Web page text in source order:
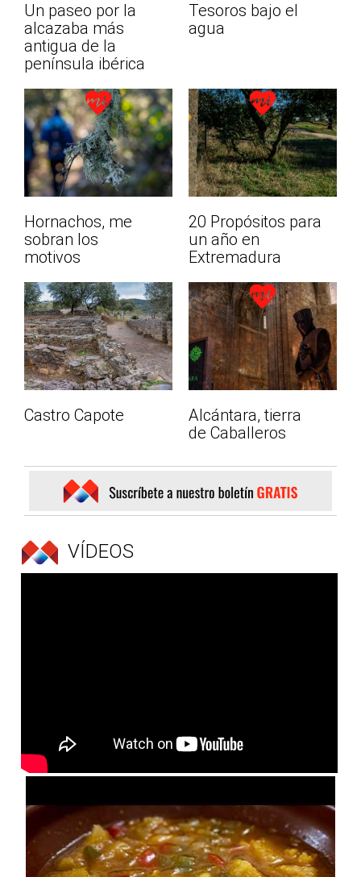
Un paseo por la
alcazaba más
antigua de la
península ibérica
Tesoros bajo el
agua
Hornachos, me
sobran los
motivos
20 Propósitos para
un año en
Extremadura
Castro Capote
Alcántara, tierra
de Caballeros
VÍDEOS